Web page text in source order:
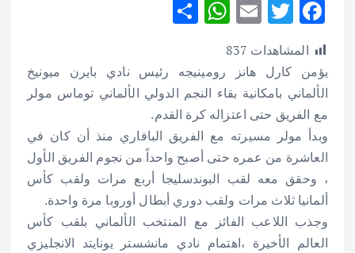
F
ac
e
b
o
o
k
T
w
it
te
r
E
ai
l
W
at
s
A
p
p
ar
e
المشاهدات 837
يؤمن كارل هانز رومينيجه رئيس نادي بايرن ميونيخ
الألماني بامكانية بقاء النجم الدولي الألماني توماس مولر
مع الفريق حتى اعتزاله كرة القدم.
وبدأ مولر مسيرته مع الفريق البافاري منذ أن كان في
العاشرة من عمره حتى أصبح واحداً من نجوم الفريق الأول
، وحقق معه لقب البوندسليجا أربع مرات ولقب كأس
ألمانيا ثلاث مرات ولقب دوري أبطال أوروبا مرة واحدة.
وجذب اللاعب الفائز مع المنتخب الألماني بلقب كأس
العالم الأخيرة ،اهتمام نادي مانشستر يونايتد الانجليزي